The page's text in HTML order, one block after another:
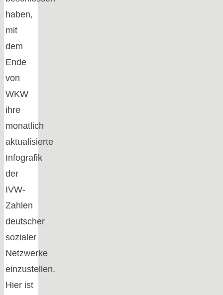
haben,
mit
dem
Ende
von
WKW
ihre
monatlich
aktualisierte
Infografik
der
IVW-
Zahlen
deutscher
sozialer
Netzwerke
einzustellen.
Hier ist